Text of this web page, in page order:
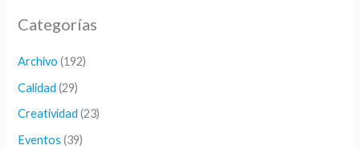
a
o
r
:
Categorías
Archivo (192)
Calidad (29)
Creatividad (23)
Eventos (39)